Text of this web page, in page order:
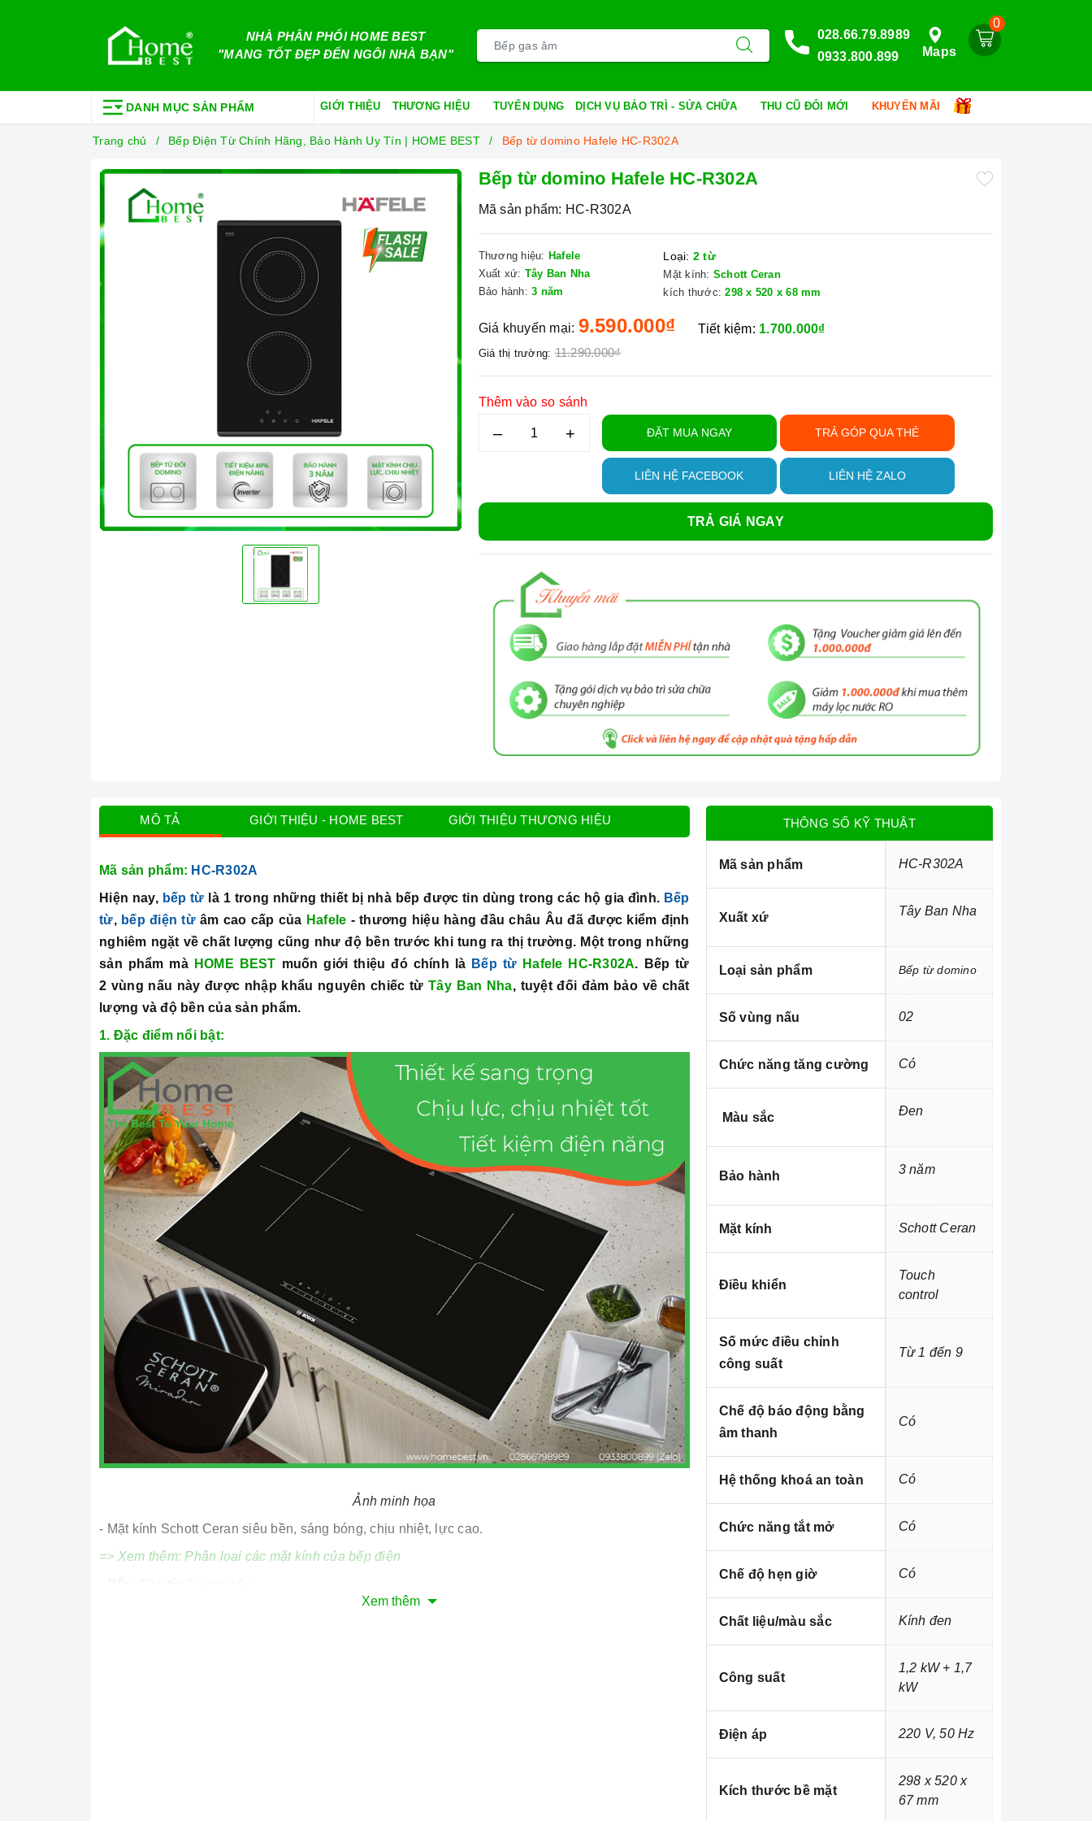
NHÀ PHÂN PHỐI HOME BEST
"MANG TỐT ĐẸP ĐẾN NGÔI NHÀ BẠN"
0
Maps
028.66.79.8989
0933.800.899
DANH MỤC SẢN PHẨM GIỚI THIỆU THƯƠNG HIỆU TUYỂN DỤNG DỊCH VỤ BẢO TRÌ - SỬA CHỮA THU CŨ ĐỔI MỚI KHUYẾN MÃI
Trang chủ Bếp Điện Từ Chính Hãng, Bảo Hành Uy Tín | HOME BEST Bếp từ domino Hafele HC-R302A
Bếp từ domino Hafele HC-R302A
Mã sản phẩm: HC-R302A
Thương hiệu: Hafele
Xuất xứ: Tây Ban Nha
Bảo hành: 3 năm
Loại: 2 từ
Mặt kính: Schott Ceran
kích thước: 298 x 520 x 68 mm
Giá khuyến mại: 9.590.000₫
Giá thị trường: 11.290.000₫
Tiết kiệm: 1.700.000₫
Thêm vào so sánh
– + ĐẶT MUA NGAY TRẢ GÓP QUA THẺ
LIÊN HỆ FACEBOOK LIÊN HỆ ZALO
TRẢ GIÁ NGAY
MÔ TẢ GIỚI THIỆU - HOME BEST GIỚI THIỆU THƯƠNG HIỆU
Mã sản phẩm: HC-R302A
Hiện nay, bếp từ là 1 trong những thiết bị nhà bếp được tin dùng trong các hộ gia đình. Bếp
từ, bếp điện từâm cao cấp của Hafele - thương hiệu hàng đầu châu Âu đã được kiểm định
nghiêm ngặt về chất lượng cũng như độ bền trước khi tung ra thị trường. Một trong những
sản phẩm mà HOME BEST muốn giới thiệu đó chính là Bếp từ Hafele HC-R302A. Bếp từ
2 vùng nấu này được nhập khẩu nguyên chiếc từTây Ban Nha, tuyệt đối đảm bảo về chất
lượng và độ bền của sản phẩm.
1. Đặc điểm nổi bật:
Ảnh minh họa
- Mặt kính Schott Ceran siêu bền, sáng bóng, chịu nhiệt, lực cao.
=> Xem thêm: Phân loại các mặt kính của bếp điện
Xem thêm
THÔNG SỐ KỸ THUẬT
Mã sản phẩm HC-R302A
Xuất xứ Tây Ban Nha
Loại sản phẩm Bếp từ domino
Số vùng nấu 02
Chức năng tăng cường Có
Màu sắc Đen
Bảo hành 3 năm
Mặt kính Schott Ceran
Điều khiển
Touch
control
Số mức điều chỉnh
công suất
Từ 1 đến 9
Chế độ báo động bằng
âm thanh
Có
Hệ thống khoá an toàn Có
Chức năng tắt mở Có
Chế độ hẹn giờ Có
Chất liệu/màu sắc Kính đen
Công suất
1,2 kW + 1,7
kW
Điện áp 220 V, 50 Hz
Kích thước bề mặt
298 x 520 x
67 mm